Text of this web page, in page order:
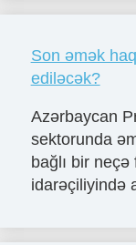
Son əmək
ediləcək?
Azərbaycan
sektorunda
bağlı bir
idarəçiliyində